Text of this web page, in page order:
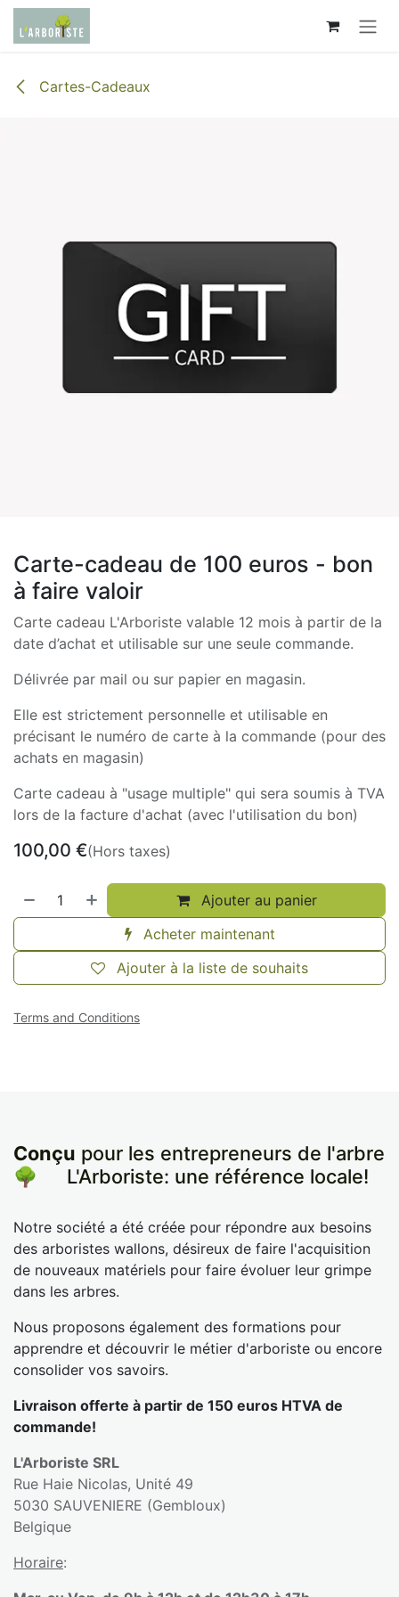
Se rendre au contenu
Cartes-Cadeaux
Carte-cadeau de 100 euros - bon
à faire valoir
Carte cadeau L'Arboriste valable 12 mois à partir de la
date d’achat et utilisable sur une seule commande.
Délivrée par mail ou sur papier en magasin.
Elle est strictement personnelle et utilisable en
précisant le numéro de carte à la commande (pour des
achats en magasin)
Carte cadeau à "usage multiple" qui sera soumis à TVA
lors de la facture d'achat (avec l'utilisation du bon)
100,00 €(Hors taxes)
Ajouter au panier
Acheter maintenant
Ajouter à la liste de souhaits
Terms and Conditions
Conçu pour les entrepreneurs de l'arbre
🌳
​L'Arboriste: une référence locale!
Notre société a été créée pour répondre aux besoins
des arboristes wallons, désireux de faire l'acquisition
de nouveaux matériels pour faire évoluer leur grimpe
dans les arbres.
Nous proposons également des formations pour
apprendre et découvrir le métier d'arboriste ou encore
consolider vos savoirs.
Livraison offerte à partir de 150 euros HTVA de
commande!
L'Arboriste SRL
Rue Haie Nicolas, Unité 49
5030 SAUVENIERE (Gembloux)
Belgique
Horaire: